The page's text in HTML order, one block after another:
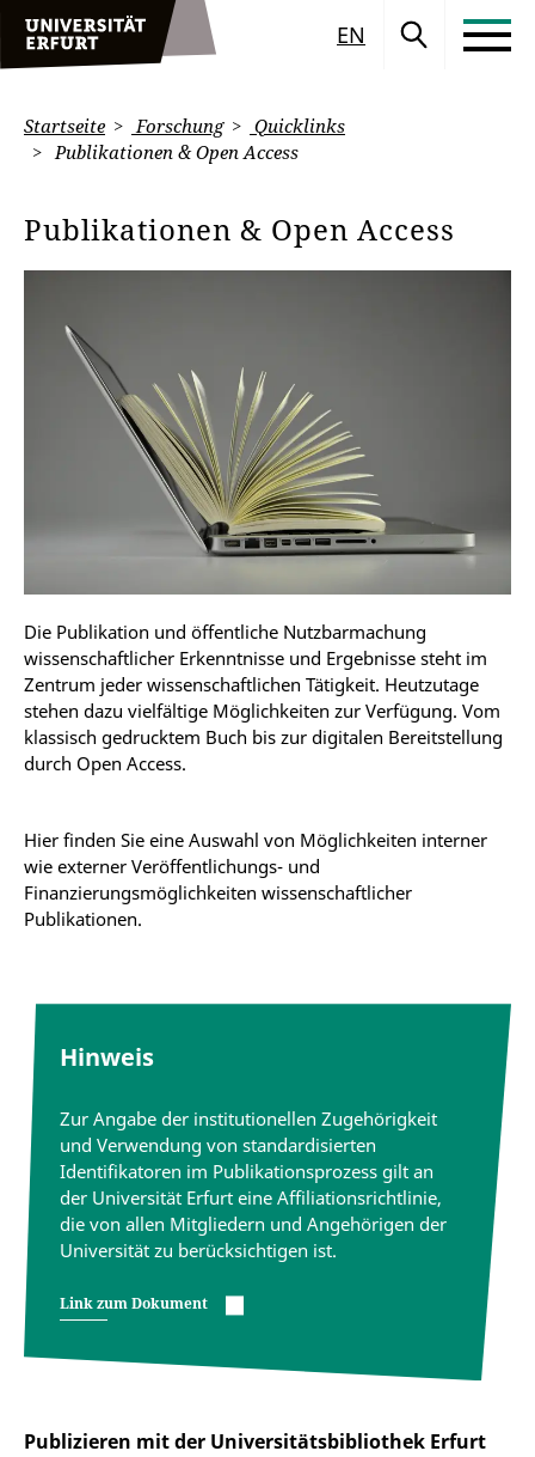
EN
Startseite Forschung
Quicklinks
Publikationen & Open Access
Publikationen & Open Access
Die Publikation und öffentliche Nutzbarmachung
wissenschaftlicher Erkenntnisse und Ergebnisse steht im
Zentrum jeder wissenschaftlichen Tätigkeit. Heutzutage
stehen dazu vielfältige Möglichkeiten zur Verfügung. Vom
klassisch gedrucktem Buch bis zur digitalen Bereitstellung
durch Open Access.
Hier finden Sie eine Auswahl von Möglichkeiten interner
wie externer Veröffentlichungs- und
Finanzierungsmöglichkeiten wissenschaftlicher
Publikationen.
Hinweis
Zur Angabe der institutionellen Zugehörigkeit
und Verwendung von standardisierten
Identifikatoren im Publikationsprozess gilt an
der Universität Erfurt eine Affiliationsrichtlinie,
die von allen Mitgliedern und Angehörigen der
Universität zu berücksichtigen ist.
Link zum Dokument
Publizieren mit der Universitätsbibliothek Erfurt